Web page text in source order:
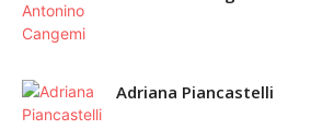
Adriana Piancastelli